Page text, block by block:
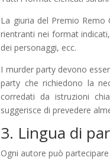
La giuria del Premio
rientranti nei format
dei personaggi, ecc.
I murder party devono
party che richiedono la
corredati da istruzioni
suggerisce di prevedere
3. Lingua di
Ogni autore può